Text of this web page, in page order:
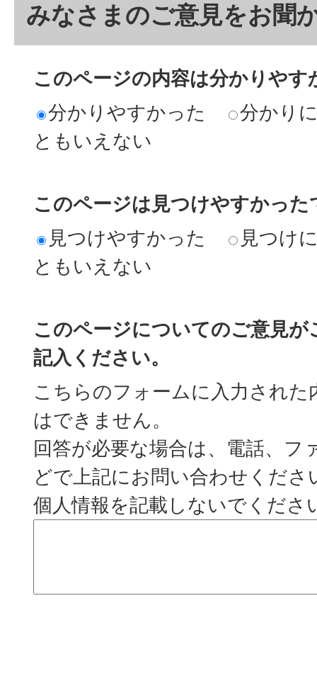
みなさまのご意見をお聞
このページの内容は分かりやす
分かりやすかった
分かり
ともいえない
このページは見つけやすかった
見つけやすかった
見つけ
ともいえない
このページについてのご意見
記入ください。
こちらのフォームに入力された
はできません。
回答が必要な場合は、電話、フ
どで上記にお問い合わせくださ
個人情報を記載しないでくださ